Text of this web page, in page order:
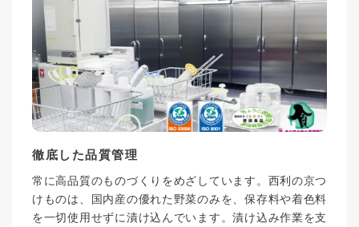
徹底した品質管理
常に高品質のものづくりをめざしています。西利の京つ
けものは、国内産の優れた野菜のみを、保存料や着色料
を一切使用せずに漬け込んでいます。漬け込み作業を支